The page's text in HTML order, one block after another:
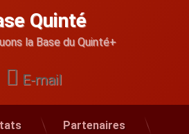
Quinté
la Base du Quinté+
E-mail
Partenaires